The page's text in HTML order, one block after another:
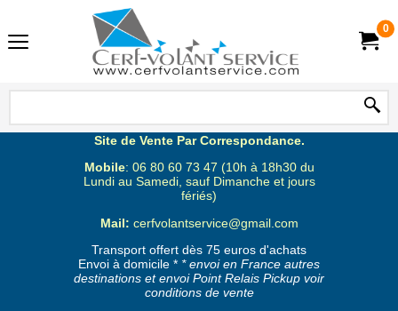
0
Site de Vente Par Correspondance.
Mobile: 06 80 60 73 47 (10h à 18h30 du
Lundi au Samedi, sauf Dimanche et jours
fériés)
Mail: cerfvolantservice@gmail.com
Transport offert dès 75 euros d'achats
Envoi à domicile * * envoi en France autres
destinations et envoi Point Relais Pickup voir
conditions de vente